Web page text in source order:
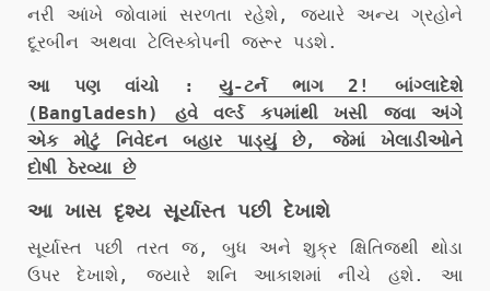
નરી આંખે જોવામાં સરળતા રહેશે, જ્યારે અન્ય ગ્રહોને
દૂરબીન અથવા ટેલિસ્કોપની જરૂર પડશે.
આ પણ વાંચો :યુ-ટર્ન ભાગ 2! બાંગ્લાદેશે
(Bangladesh) હવે વર્લ્ડ કપમાંથી ખસી જવા અંગે
એક મોટું નિવેદન બહાર પાડ્યું છે, જેમાં ખેલાડીઓને
દોષી ઠેરવ્યા છે
આ ખાસ દૃશ્ય સૂર્યાસ્ત પછી દેખાશે
સૂર્યાસ્ત પછી તરત જ, બુધ અને શુક્ર ક્ષિતિજથી થોડા
ઉપર દેખાશે, જ્યારે શનિ આકાશમાં નીચે હશે. આ